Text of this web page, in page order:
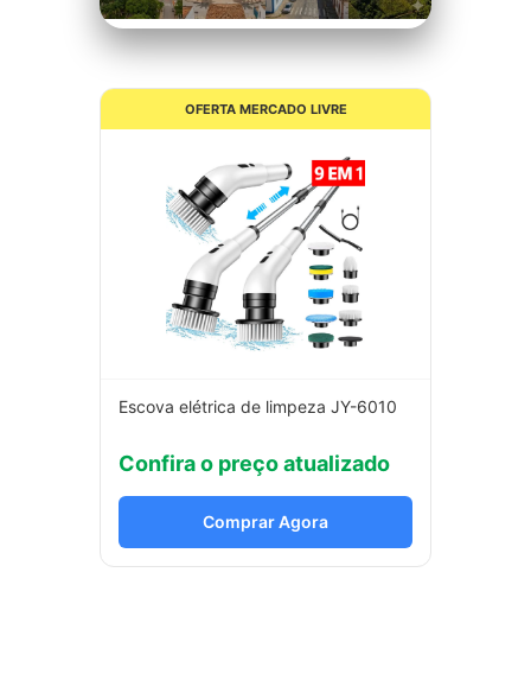
OFERTA MERCADO LIVRE
Escova elétrica de limpeza JY-6010
Confira o preço atualizado
Comprar Agora